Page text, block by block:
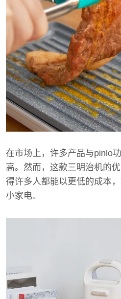
在市场上，许多产品与pinlo
高。然而，这款三明治机的
得许多人都能以更低的成本
小家电。